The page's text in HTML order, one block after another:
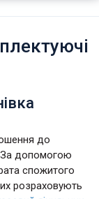
до
За допомогою
спожитого
розраховують